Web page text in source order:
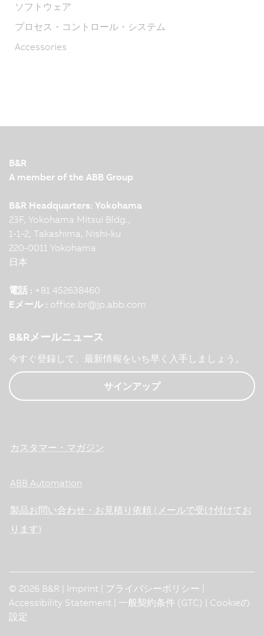
ソフトウェア
プロセス・コントロール・システム
Accessories
B&R
A member of the ABB Group
B&R Headquarters: Yokohama
23F, Yokohama Mitsui Bldg.,
1-1-2, Takashima, Nishi-ku
220-0011 Yokohama
日本
電話 : +81 452638460
Eメール : office.br@jp.abb.com
B&Rメールニュース
今すぐ登録して、最新情報をいち早く入手しましょう。
サインアップ
カスタマー・マガジン
ABB Automation
製品お問い合わせ・お見積り依頼 (メールで受け付けてお
ります)
© 2026 B&R | Imprint プライバシーポリシー
Accessibility Statement
一般契約条件 (GTC)
Cookieの
設定